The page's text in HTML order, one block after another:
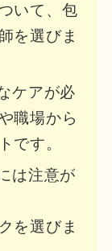
いて、包
を選びま
ケアが必
職場から
です。
は注意が
を選びま